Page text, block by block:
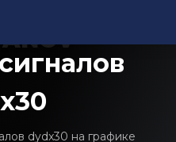
dydx30 на графике